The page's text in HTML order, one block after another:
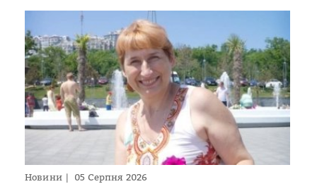
Новини 05 Серпня 2026